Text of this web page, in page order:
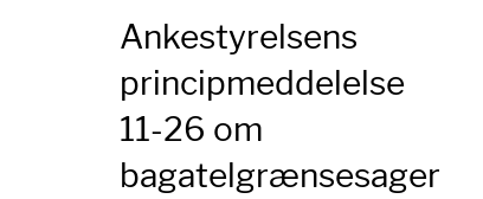
Ankestyrelsens
principmeddelelse
11-26 om
bagatelgrænsesager